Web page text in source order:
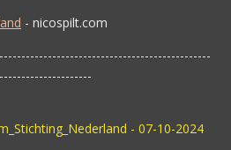
- nicospilt.com
- 07-10-2024